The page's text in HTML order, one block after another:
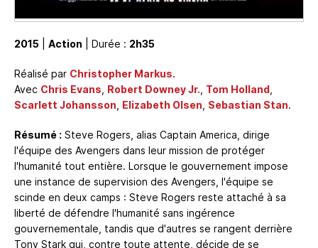
2015 Action | Durée : 2h35
Réalisé par Christopher Markus.
Avec Chris Evans Robert Downey Jr. Tom Holland
Scarlett Johansson Elizabeth Olsen Sebastian Stan.
Résumé : Steve Rogers, alias Captain America, dirige
l'équipe des Avengers dans leur mission de protéger
l'humanité tout entière. Lorsque le gouvernement impose
une instance de supervision des Avengers, l'équipe se
scinde en deux camps : Steve Rogers reste attaché à sa
liberté de défendre l'humanité sans ingérence
gouvernementale, tandis que d'autres se rangent derrière
Tony Stark qui, contre toute attente, décide de se